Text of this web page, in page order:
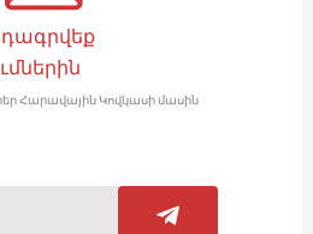
Հարավային Կովկասի մասին